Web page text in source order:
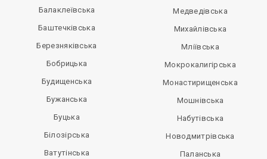
Балаклеївська
Баштечківська
Березняківська
Бобрицька
Будищенська
Бужанська
Буцька
Білозірська
Ватутінська
Медведівська
Михайлівська
Мліївська
Мокрокалигірська
Монастирищенська
Мошнівська
Набутівська
Новодмитрівська
Паланська